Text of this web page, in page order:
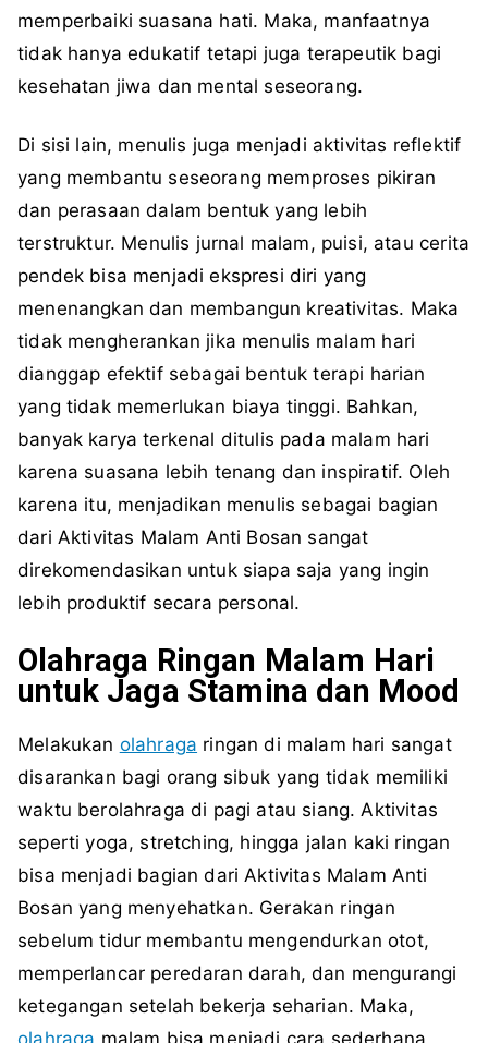
memperbaiki suasana hati. Maka, manfaatnya
tidak hanya edukatif tetapi juga terapeutik bagi
kesehatan jiwa dan mental seseorang.
Di sisi lain, menulis juga menjadi aktivitas reflektif
yang membantu seseorang memproses pikiran
dan perasaan dalam bentuk yang lebih
terstruktur. Menulis jurnal malam, puisi, atau cerita
pendek bisa menjadi ekspresi diri yang
menenangkan dan membangun kreativitas. Maka
tidak mengherankan jika menulis malam hari
dianggap efektif sebagai bentuk terapi harian
yang tidak memerlukan biaya tinggi. Bahkan,
banyak karya terkenal ditulis pada malam hari
karena suasana lebih tenang dan inspiratif. Oleh
karena itu, menjadikan menulis sebagai bagian
dari Aktivitas Malam Anti Bosan sangat
direkomendasikan untuk siapa saja yang ingin
lebih produktif secara personal.
Olahraga Ringan Malam Hari
untuk Jaga Stamina dan Mood
Melakukan olahraga ringan di malam hari sangat
disarankan bagi orang sibuk yang tidak memiliki
waktu berolahraga di pagi atau siang. Aktivitas
seperti yoga, stretching, hingga jalan kaki ringan
bisa menjadi bagian dari Aktivitas Malam Anti
Bosan yang menyehatkan. Gerakan ringan
sebelum tidur membantu mengendurkan otot,
memperlancar peredaran darah, dan mengurangi
ketegangan setelah bekerja seharian. Maka,
olahraga malam bisa menjadi cara sederhana